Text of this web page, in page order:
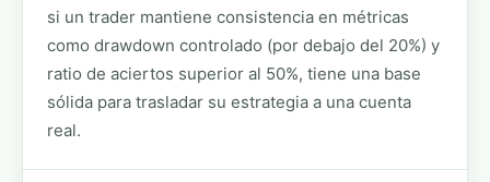
si un trader mantiene consistencia en métricas
como drawdown controlado (por debajo del 20%) y
ratio de aciertos superior al 50%, tiene una base
sólida para trasladar su estrategia a una cuenta
real.